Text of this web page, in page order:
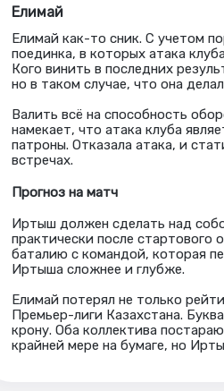
Елимай
Елимай как-то сник. С учетом
поединка, в которых атака
Кого винить в последних
но в таком случае, что она
Валить всё на способность
намекает, что атака клуба
патроны. Отказала атака, и
встречах.
Прогноз на матч
Иртыш должен сделать над
практически после стартового
баталию с командой, которая
Иртыша сложнее и глубже.
Елимай потерял не только
Премьер-лиги Казахстана.
крону. Оба коллектива
крайней мере на бумаге, но